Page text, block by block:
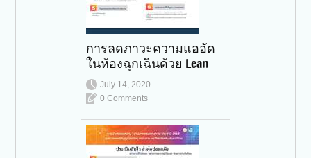
การลดภาวะความแออัด
ในห้องฉุกเฉินด้วย Lean
July 14, 2020
0 Comments